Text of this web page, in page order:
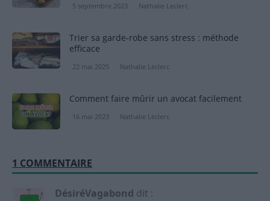
5 septembre 2023 Nathalie Leclerc
Trier sa garde-robe sans stress : méthode
efficace
22 mai 2025 Nathalie Leclerc
Comment faire mûrir un avocat facilement
16 mai 2023 Nathalie Leclerc
1 COMMENTAIRE
DésiréVagabond dit :